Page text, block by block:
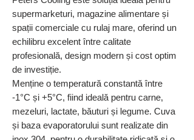
supermarketuri, magazine alimentare și
spații comerciale cu rulaj mare, oferind un
echilibru excelent între calitate
profesională, design modern și cost optim
de investiție.
Menține o temperatură constantă între
-1°C și +5°C, fiind ideală pentru carne,
mezeluri, lactate, băuturi și legume. Cuva
și baza evaporatorului sunt realizate din